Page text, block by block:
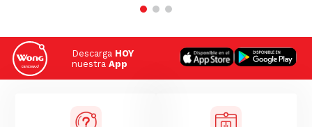
Descarga HOY
nuestra App